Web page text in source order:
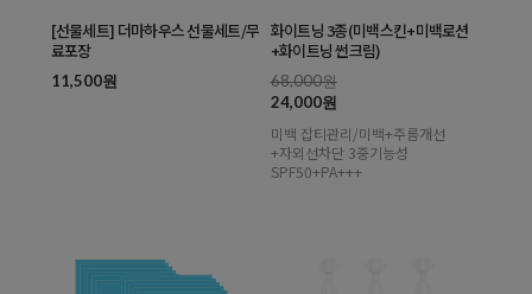
[선물세트] 더마하우스 선물세트/무
료포장
11,500원
화이트닝 3종(미백스킨+미백로션
+화이트닝 썬크림)
68,000원
24,000원
미백 잡티관리/미백+주름개선
+자외선차단 3중기능성
SPF50+PA+++